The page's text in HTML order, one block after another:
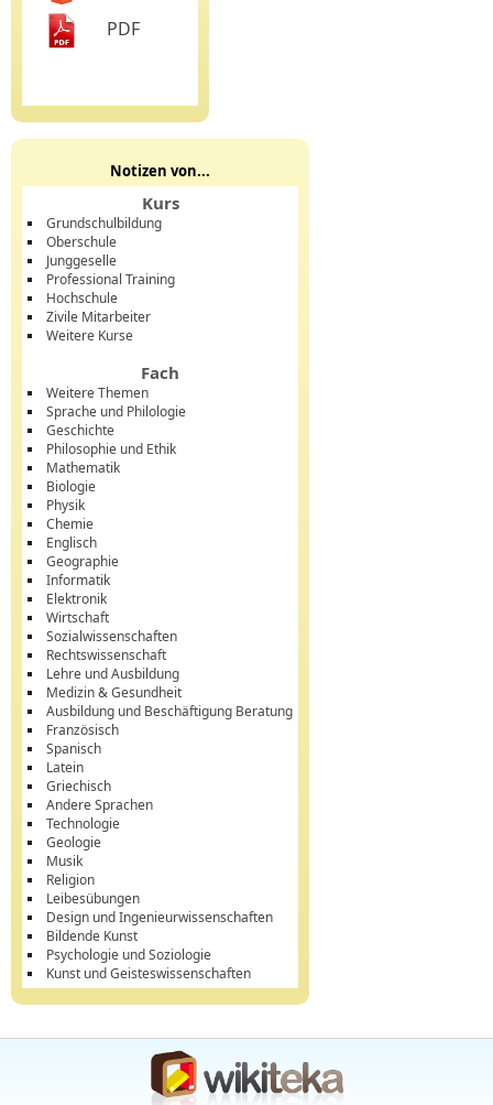
PDF
Notizen von...
Kurs
Grundschulbildung
Oberschule
Junggeselle
Professional Training
Hochschule
Zivile Mitarbeiter
Weitere Kurse
Fach
Weitere Themen
Sprache und Philologie
Geschichte
Philosophie und Ethik
Mathematik
Biologie
Physik
Chemie
Englisch
Geographie
Informatik
Elektronik
Wirtschaft
Sozialwissenschaften
Rechtswissenschaft
Lehre und Ausbildung
Medizin & Gesundheit
Ausbildung und Beschäftigung Beratung
Französisch
Spanisch
Latein
Griechisch
Andere Sprachen
Technologie
Geologie
Musik
Religion
Leibesübungen
Design und Ingenieurwissenschaften
Bildende Kunst
Psychologie und Soziologie
Kunst und Geisteswissenschaften